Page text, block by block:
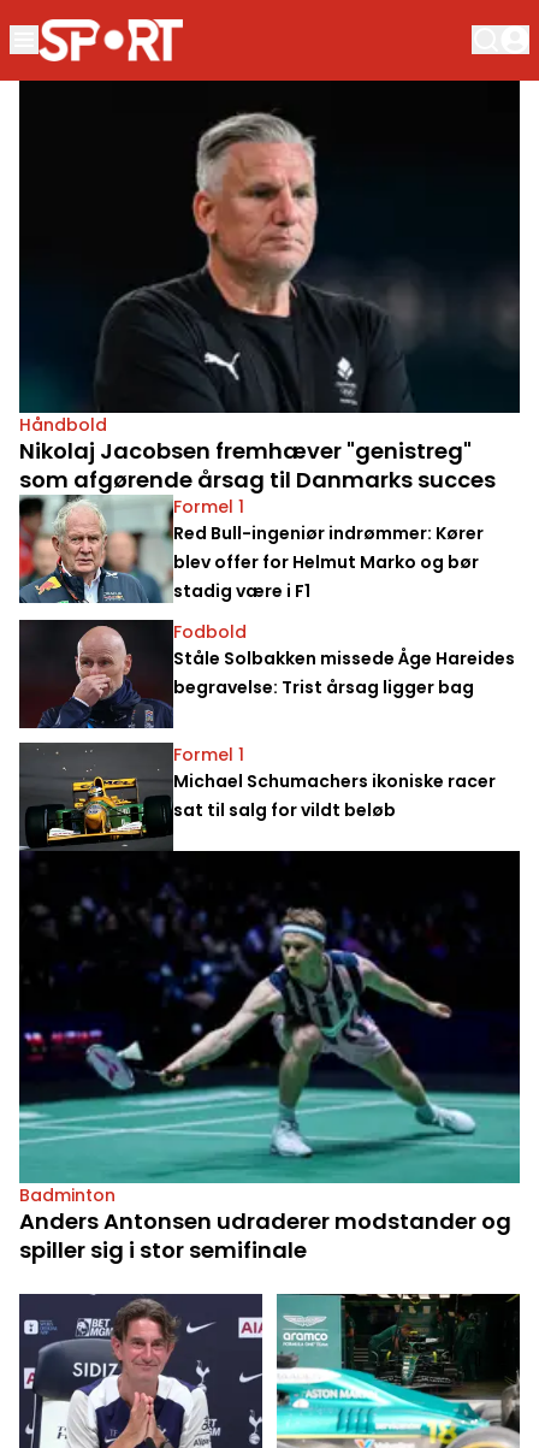
Håndbold
Nikolaj Jacobsen fremhæver "genistreg"
som afgørende årsag til Danmarks succes
Formel 1
Red Bull-ingeniør indrømmer: Kører
blev offer for Helmut Marko og bør
stadig være i F1
Fodbold
Ståle Solbakken missede Åge Hareides
begravelse: Trist årsag ligger bag
Formel 1
Michael Schumachers ikoniske racer
sat til salg for vildt beløb
Badminton
Anders Antonsen udraderer modstander og
spiller sig i stor semifinale